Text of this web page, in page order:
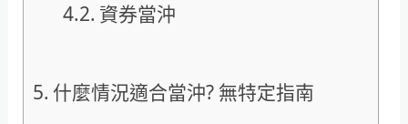
資券當沖
什麼情況適合當沖? 無特定指南